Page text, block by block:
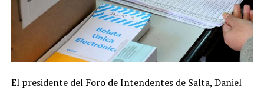
El presidente del Foro de Intendentes de Salta, Daniel